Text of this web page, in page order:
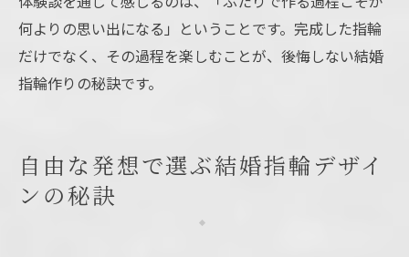
何よりの思い出になる」ということです。完成した指輪
だけでなく、その過程を楽しむことが、後悔しない結婚
指輪作りの秘訣です。
自由な発想で選ぶ結婚指輪デザイ
ンの秘訣